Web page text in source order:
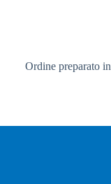
Ordine preparato